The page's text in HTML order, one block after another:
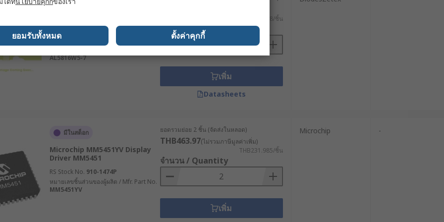
Display Driver AL5816 LED
RS Stock No.
AL5816W5-7
THB11.358/ชิ้น
จำนวน / Quantity
เพิ่ม
Datasheets
มีในสต็อก
Microchip MM5451YV Display
Driver MM5451
RS Stock No. 910-1474P
หมายเลขชิ้นส่วนของผู้ผลิต / Mfr. Part No.
MM5451YV
ยอดรวมย่อย 2 ชิ้น (จัดส่งในหลอด)
THB463.97(ไม่รวมภาษีมูลค่าเพิ่ม)
THB231.985/ชิ้น
จำนวน / Quantity
เพิ่ม
Microchip -
ยอมรับทั้งหมด ตั้งค่าคุกกี้